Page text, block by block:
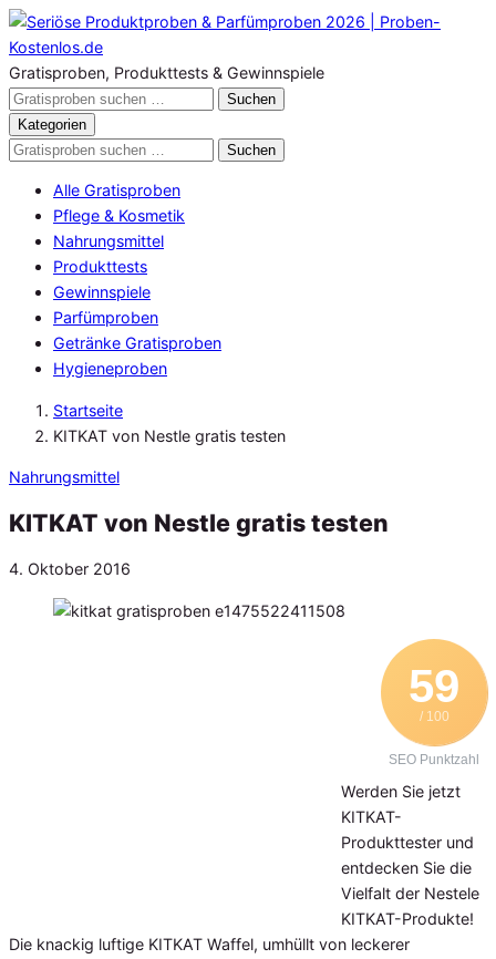
Zum
Inhalt
springen
Gratisproben, Produkttests & Gewinnspiele
Gratisproben
durchsuchen
Suchen
Kategorien
Gratisproben
Suchen
Alle Gratisproben
Pflege & Kosmetik
Nahrungsmittel
Produkttests
Gewinnspiele
Parfümproben
Getränke Gratisproben
Hygieneproben
Startseite
KITKAT von Nestle gratis testen
Nahrungsmittel
KITKAT von Nestle gratis testen
Veröffentlicht
4. Oktober 2016
59
/ 100
SEO Punktzahl
Werden Sie jetzt
KITKAT-
Produkttester und
entdecken Sie die
Vielfalt der Nestele
KITKAT-Produkte!
Die knackig luftige KITKAT Waffel, umhüllt von leckerer